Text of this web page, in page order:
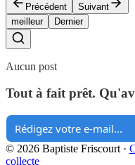
Précédent
Suivant
meilleur
Dernier
Aucun post
Tout à fait prêt.
© 2026 Baptiste Friscourt ·
collecte